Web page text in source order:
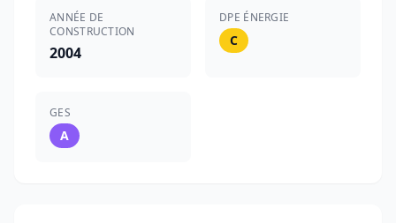
ANNÉE DE
CONSTRUCTION
2004
DPE ÉNERGIE
C
GES
A